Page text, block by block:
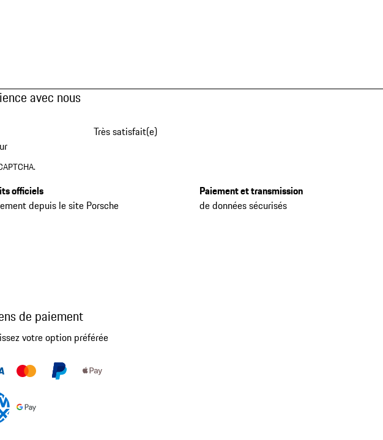
avec nous
Très satisfait(e)
officiels
depuis le site Porsche
Paiement et transmission
de données sécurisés
de paiement
votre option préférée